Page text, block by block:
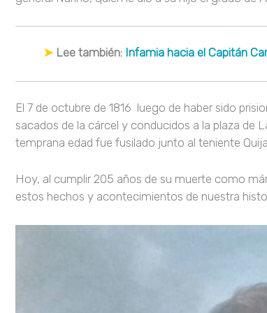
➤Lee también: Infamia hacia el Capitán
El 7 de octubre de 1816 luego de haber sido
sacados de la cárcel y conducidos a la plaza de
temprana edad fue fusilado junto al teniente
Hoy, al cumplir 205 años de su muerte como
estos hechos y acontecimientos de nuestra